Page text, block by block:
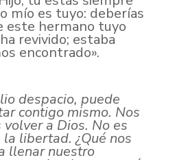
mío es tuyo: deberías
este hermano tuyo
revivido; estaba
encontrado».
despacio, puede
contigo mismo. Nos
a Dios. No es
libertad. ¿Qué nos
llenar nuestro